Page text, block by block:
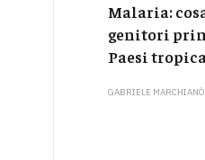
Malaria:
genitori
Paesi
GABRIELE MARCHIANÒ